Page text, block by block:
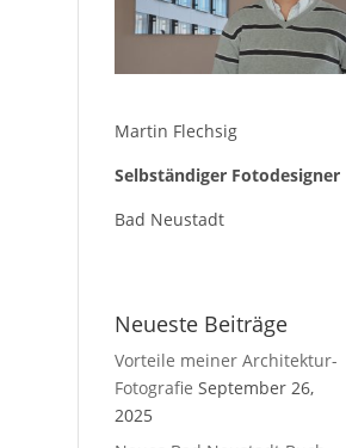
Martin Flechsig
Selbständiger Fotodesigner
Bad Neustadt
Neueste Beiträge
Vorteile meiner Architektur-
Fotografie September 26,
2025